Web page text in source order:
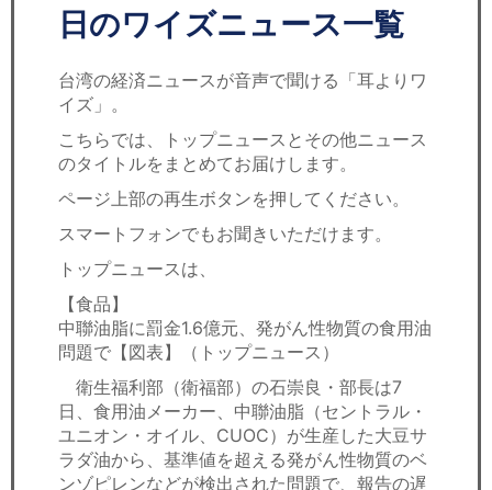
経済ニュース
労務顧問
ＩＴ
飲食店情報
日のワイズニュース一覧
台湾の経済ニュースが音声で聞ける「耳よりワ
イズ」。
こちらでは、トップニュースとその他ニュース
のタイトルをまとめてお届けします。
ページ上部の再生ボタンを押してください。
スマートフォンでもお聞きいただけます。
トップニュースは、
【食品】
中聯油脂に罰金1.6億元、発がん性物質の食用油
問題で【図表】（トップニュース）
衛生福利部（衛福部）の石崇良・部長は7
日、食用油メーカー、中聯油脂（セントラル・
ユニオン・オイル、CUOC）が生産した大豆サ
ラダ油から、基準値を超える発がん性物質のベ
ンゾピレンなどが検出された問題で、報告の遅